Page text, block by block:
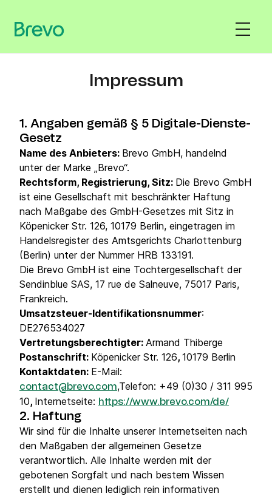
Impressum
1. Angaben gemäß § 5 Digitale-Dienste-
Gesetz
Name des Anbieters: Brevo GmbH, handelnd
unter der Marke „Brevo“.
Rechtsform, Registrierung, Sitz: Die Brevo GmbH
ist eine Gesellschaft mit beschränkter Haftung
nach Maßgabe des GmbH-Gesetzes mit Sitz in
Köpenicker Str. 126, 10179 Berlin, eingetragen im
Handelsregister des Amtsgerichts Charlottenburg
(Berlin) unter der Nummer HRB 133191.
Die Brevo GmbH ist eine Tochtergesellschaft der
Sendinblue SAS, 17 rue de Salneuve, 75017 Paris,
Frankreich.
Umsatzsteuer-Identifikationsnummer:
DE276534027
Vertretungsberechtigter: Armand Thiberge
Postanschrift: Köpenicker Str. 126, 10179 Berlin
Kontaktdaten: E-Mail:
contact@brevo.com,Telefon: +49 (0)30 / 311 995
10, Internetseite: https://www.brevo.com/de/
2. Haftung
Wir sind für die Inhalte unserer Internetseiten nach
den Maßgaben der allgemeinen Gesetze
verantwortlich. Alle Inhalte werden mit der
gebotenen Sorgfalt und nach bestem Wissen
erstellt und dienen lediglich rein informativen